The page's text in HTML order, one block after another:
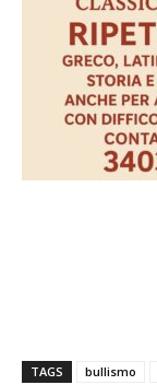
TAGS bullismo